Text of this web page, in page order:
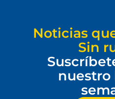
Noticias
Sin